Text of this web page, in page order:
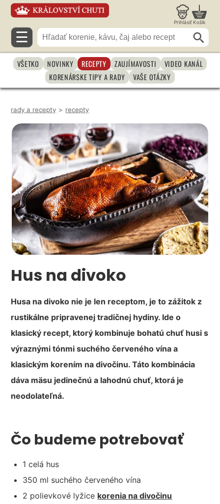
Prihlásiť Košík
☰
VŠETKO NOVINKY RECEPTY ZAUJÍMAVOSTI
VIDEO KANÁL
KORENÁRSKE TIPY A RADY
VAŠE OTÁZKY
rady a recepty > recepty
Hus na divoko
Husa na divoko nie je len receptom, je to zážitok z
rustikálne pripravenej tradičnej hydiny. Ide o
klasický recept, ktorý kombinuje bohatú chuť husi s
výraznými tónmi suchého červeného vína a
klasickým korením na divočinu. Táto kombinácia
dáva mäsu jedinečnú a lahodnú chuť, ktorá je
neodolateľná.
Čo budeme potrebovať
1 celá hus
350 ml suchého červeného vína
2 polievkové lyžice korenia na divočinu